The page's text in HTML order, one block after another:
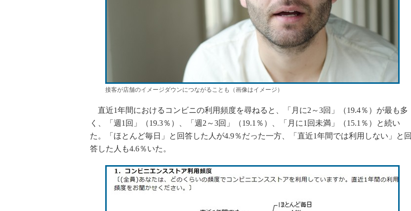
接客が店舗のイメージダウンにつながることも（画像はイメージ）
直近1年間におけるコンビニの利用頻度を尋ねると、「月に2～3回」（19.4％）が最も多
く、「週1回」（19.3％）、「週2～3回」（19.1％）、「月に1回未満」（15.1％）と続い
た。「ほとんど毎日」と回答した人が4.9％だった一方、「直近1年間では利用しない」と回
答した人も4.6％いた。